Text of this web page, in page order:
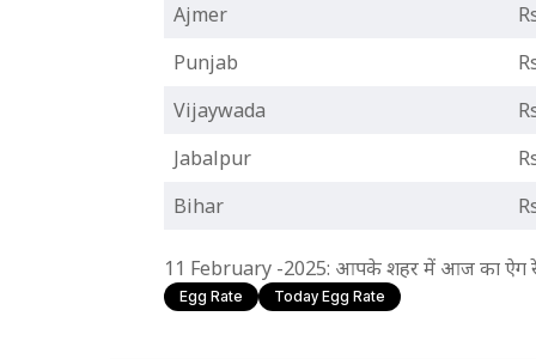
Ajmer
Punjab
Vijaywada
Jabalpur
Bihar
11 February -2025: आपके शहर में आज का ऐग
Egg Rate Today Egg Rate